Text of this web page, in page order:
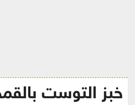
خبز التوست